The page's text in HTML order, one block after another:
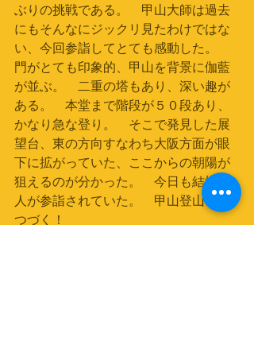
ぶりの挑戦である。　甲山大師は過去
にもそんなにジックリ見たわけではな
い、今回参詣してとても感動した。
門がとても印象的、甲山を背景に伽藍
が並ぶ。　二重の塔もあり、深い趣が
ある。　本堂まで階段が５０段あり、
かなり急な登り。　そこで発見した展
望台、東の方向すなわち大阪方面が眼
下に拡がっていた、ここからの朝陽が
狙えるのが分かった。　今日も結構な
人が参詣されていた。　甲山登山へ
つづく！